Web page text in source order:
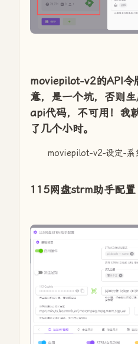
moviepilot-v2的API令
意，是一个坑，否则
api代码，不可用！我
了几个小时。
moviepilot-v2-设定-系
115网盘strm助手配置